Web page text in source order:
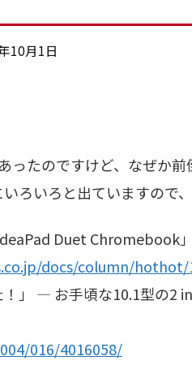
10月1日
ったのですけど、なぜか
ろいろと出ていますので、
Duet Chromebook
docs/column/hothot/
！」 ― お手頃な10.1型の2
016/4016058/